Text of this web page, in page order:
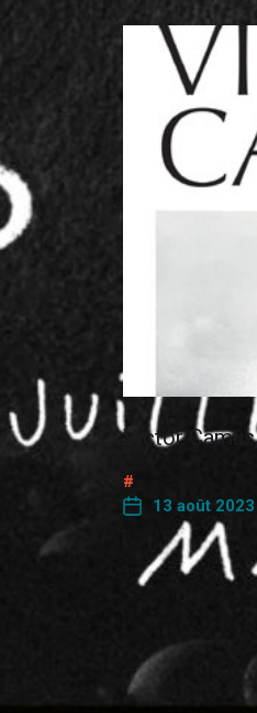
Victor
13 août 2023